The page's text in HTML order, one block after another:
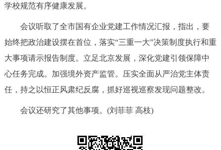
学校规范有序健康发展。
会议听取了全市国有企业党建工作情况汇报，指出，要
始终把政治建设摆在首位，落实“三重一大”决策制度执行和重
大事项请示报告制度。立足北京发展，深化党建引领保障中
心任务完成。加强境外资产监管。压实全面从严治党主体责
任，持之以恒正风肃纪反腐，抓好巡视巡察发现问题整改。
会议还研究了其他事项。(刘菲菲 高枝)